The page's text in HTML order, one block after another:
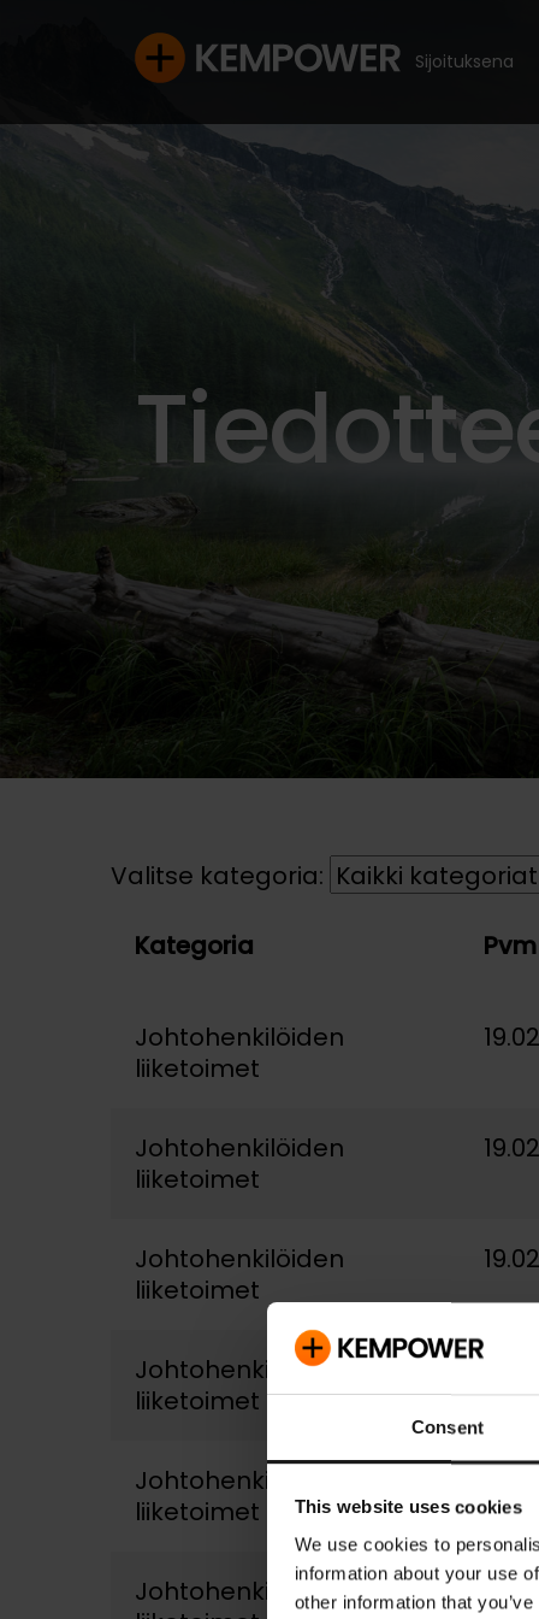
Consent
This website uses cookies
We use cookies to
information about your use
other information that
Sijoituksena
Valitse kategoria:
Kategoria Pvm
Johtohenkilöiden
liiketoimet
Johtohenkilöiden
liiketoimet
Johtohenkilöiden
liiketoimet
Johtohenkilöiden
liiketoimet
Johtohenkilöiden
liiketoimet
Johtohenkilöiden